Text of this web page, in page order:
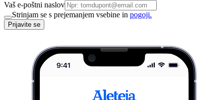
Vaš e-poštni naslov
Strinjam se s prejemanjem vsebine in pogoji.
Prijavite se